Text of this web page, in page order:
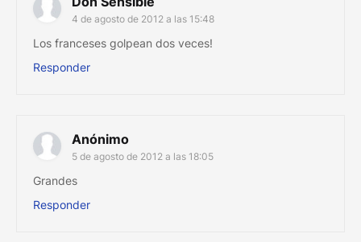
4 de agosto de 2012 a las 15:48
Los franceses golpean dos veces!
Responder
Anónimo
5 de agosto de 2012 a las 18:05
Grandes
Responder